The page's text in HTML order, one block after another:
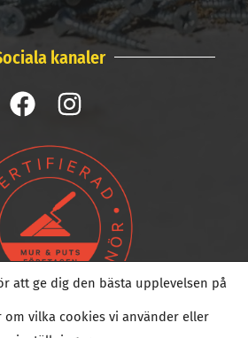
kanaler
att ge dig den bästa upplevelsen på
om vilka cookies vi använder eller